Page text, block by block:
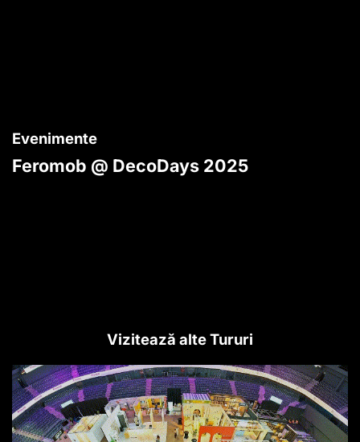
Evenimente
Feromob @ DecoDays 2025
Vizitează alte Tururi